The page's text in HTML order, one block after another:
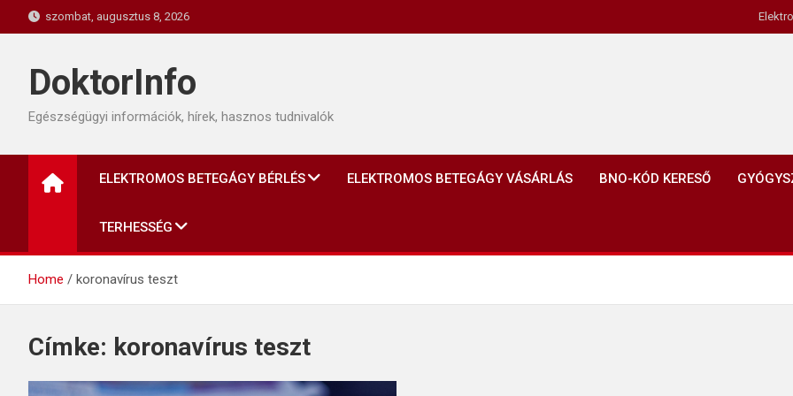
to
szombat, augusztus 8, 2026
DoktorInfo
Egészségügyi információk, hírek, hasznos tudnivalók
ELEKTROMOS BETEGÁGY BÉRLÉS ELEKTROMOS BETEGÁGY VÁSÁRLÁS BNO-KÓD KERESŐ
TERHESSÉG
Home koronavírus teszt
Címke: koronavírus teszt